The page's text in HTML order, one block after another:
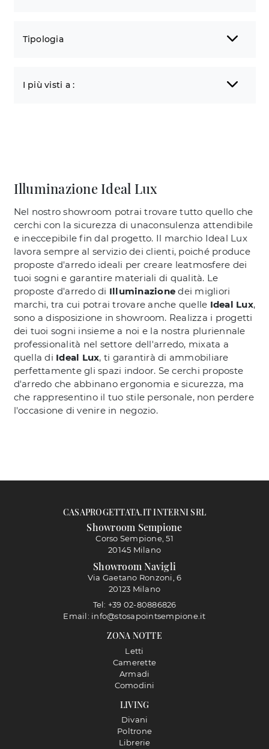
Tipologia
I più visti a :
Illuminazione Ideal Lux
Nel nostro showroom potrai trovare tutto quello che
cerchi con la sicurezza di unaconsulenza attendibile
e ineccepibile fin dal progetto. Il marchio Ideal Lux
lavora sempre al servizio dei clienti, poiché produce
proposte d'arredo ideali per creare leatmosfere dei
tuoi sogni e garantire materiali di qualità. Le
proposte d'arredo di Illuminazione dei migliori
marchi, tra cui potrai trovare anche quelle Ideal Lux,
sono a disposizione in showroom. Realizza i progetti
dei tuoi sogni insieme a noi e la nostra pluriennale
professionalità nel settore dell'arredo, mixata a
quella di Ideal Lux, ti garantirà di ammobiliare
perfettamente gli spazi indoor. Se cerchi proposte
d'arredo che abbinano ergonomia e sicurezza, ma
che rappresentino il tuo stile personale, non perdere
l'occasione di venire in negozio.
LIVING
Divani
Poltrone
Librerie
ZONA NOTTE
Letti
Camerette
Armadi
Comodini
CASAPROGETTATA.IT INTERNI SRL
Showroom Sempione
Corso Sempione, 51
20145 Milano
Showroom Navigli
Via Gaetano Ronzoni, 6
20123 Milano
Tel: +39 02-80886826
Email: info@stosapointsempione.it